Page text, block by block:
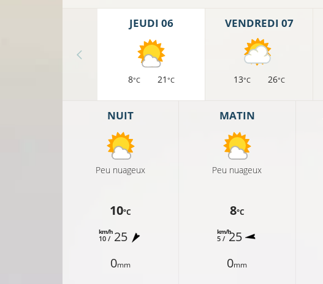
JEUDI 06
8°C 21 °C
VENDREDI 07
13°C 26°C
NUIT
Peu nuageux
10°C
10 /
km/h 25
0mm
MATIN
Peu nuageux
8°C
5 /
km/h25
0mm